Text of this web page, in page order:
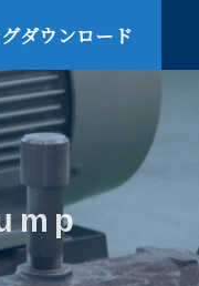
ダウンロード